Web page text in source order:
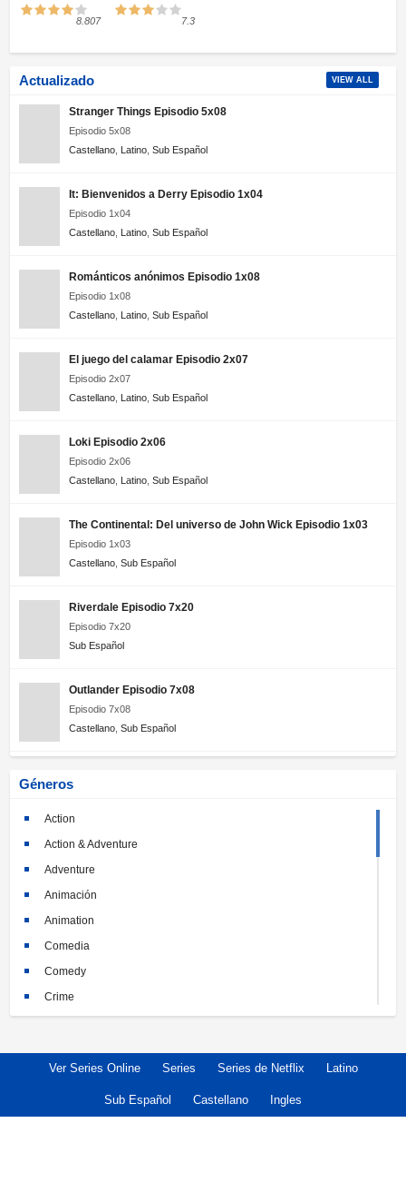
8.807 7.3
Actualizado VIEW ALL
Stranger Things Episodio 5x08
Episodio 5x08
Castellano Latino Sub Español
It: Bienvenidos a Derry Episodio 1x04
Episodio 1x04
Castellano Latino Sub Español
Románticos anónimos Episodio 1x08
Episodio 1x08
Castellano Latino Sub Español
El juego del calamar Episodio 2x07
Episodio 2x07
Castellano Latino Sub Español
Loki Episodio 2x06
Episodio 2x06
Castellano Latino Sub Español
The Continental: Del universo de John Wick Episodio 1x03
Episodio 1x03
Castellano Sub Español
Riverdale Episodio 7x20
Episodio 7x20
Sub Español
Outlander Episodio 7x08
Episodio 7x08
Castellano Sub Español
Géneros
Action
Action & Adventure
Adventure
Animación
Animation
Comedia
Comedy
Crime
Documentary
Ver Series Online Series Series de Netflix Latino
Sub Español Castellano Ingles